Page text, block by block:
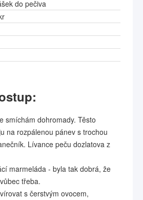
do pečiva
smíchám dohromady. Těsto
na rozpálenou pánev s trochou
Lívance peču dozlatova z
marmeláda - byla tak dobrá, že
třeba.
s čerstvým ovocem,